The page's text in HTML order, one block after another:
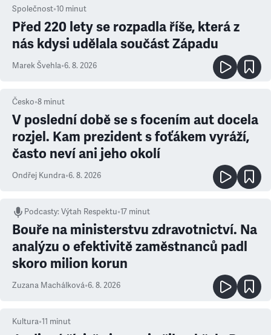
Společnost•10 minut
Před 220 lety se rozpadla říše, která z
nás kdysi udělala součást Západu
Marek Švehla•6. 8. 2026
Česko•8 minut
V poslední době se s focením aut docela
rozjel. Kam prezident s foťákem vyráží,
často neví ani jeho okolí
Ondřej Kundra•6. 8. 2026
Podcasty:Výtah Respektu•17 minut
Bouře na ministerstvu zdravotnictví. Na
analýzu o efektivitě zaměstnanců padl
skoro milion korun
Zuzana Machálková•6. 8. 2026
Kultura•11 minut